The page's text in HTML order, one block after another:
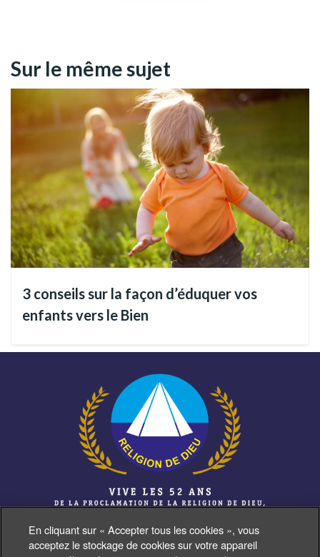
Prières pour éloigner le mal
vous vivez, vous travaillez ou vous passez une grande partie
de votre temps. Cela sert aussi à ceux que vous aimez.
Voyez donc nos indications :
1. Prière à Saint Michel Archange
Pape Léon XIII
Sur le même sujet
3 conseils sur la façon d’éduquer vos
enfants vers le Bien
En cliquant sur « Accepter tous les cookies », vous
acceptez le stockage de cookies sur votre appareil